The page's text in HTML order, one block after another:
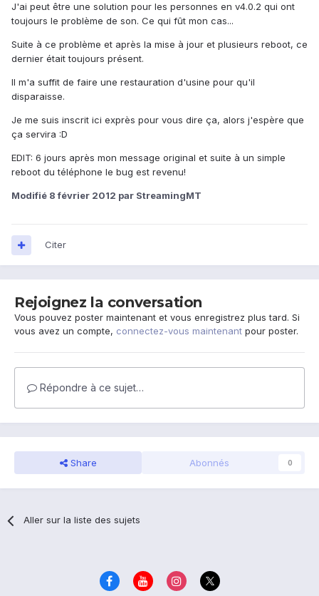
J'ai peut être une solution pour les personnes en v4.0.2 qui ont
toujours le problème de son. Ce qui fût mon cas...
Suite à ce problème et après la mise à jour et plusieurs reboot, ce
dernier était toujours présent.
Il m'a suffit de faire une restauration d'usine pour qu'il
disparaisse.
Je me suis inscrit ici exprès pour vous dire ça, alors j'espère que
ça servira :D
EDIT: 6 jours après mon message original et suite à un simple
reboot du téléphone le bug est revenu!
Modifié 8 février 2012 par StreamingMT
Citer
Rejoignez la conversation
Vous pouvez poster maintenant et vous enregistrez plus tard. Si
vous avez un compte, connectez-vous maintenant pour poster.
Répondre à ce sujet…
Share Abonnés 0
Aller sur la liste des sujets